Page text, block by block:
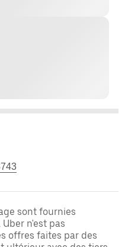
sont fournies
n'est pas
offres faites par des